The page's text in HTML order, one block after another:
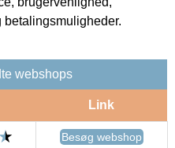
betalingsmuligheder.
webshops
Link
Besøg webshop